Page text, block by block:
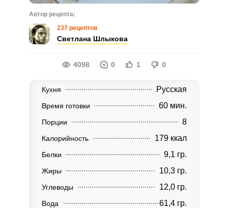
Автор рецепта:
237 рецептов
Светлана Шлыкова
4098 0 1 0
Кухня Русская
Время готовки 60 мин.
Порции 8
Калорийность 179 ккал
Белки 9,1 гр.
Жиры 10,3 гр.
Углеводы 12,0 гр.
Вода 61,4 гр.